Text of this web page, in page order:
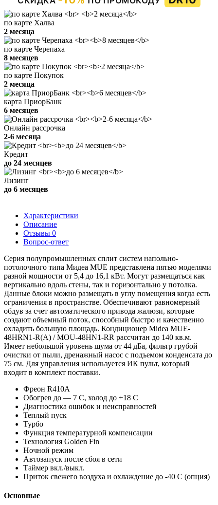
по карте Халва
2 месяца
по карте Черепаха
8 месяцев
по карте Покупок
2 месяца
карта ПриорБанк
6 месяцев
Онлайн рассрочка
2-6 месяца
Кредит
до 24 месяцев
Лизинг
до 6 месяцев
Характеристики
Описание
Отзывы 0
Вопрос-ответ
Серия полупромышленных сплит систем напольно-
потолочного типа Мидеа MUE представлена пятью моделями
разной мощности от 5,4 до 16,1 кВт. Могут размещаться как
вертикально вдоль стены, так и горизонтально у потолка.
Данные блоки можно размещать в углу помещения когда есть
ограничения в пространстве. Обеспечивают равномерный
обдув за счет автоматического привода жалюзи, которые
создают объемный поток, способный быстро и качественно
охладить большую площадь. Кондиционер Midea MUE-
48HRN1-R(A) / MOU-48HN1-RR рассчитан до 140 кв.м.
Имеет небольшой уровень шума от 44 дБа, фильтр грубой
очистки от пыли, дренажный насос с подъемом конденсата до
75 см. Для управления используется ИК пульт, который
входит в комплект поставки.
Фреон R410A
Обогрев до — 7 С, холод до +18 С
Диагностика ошибок и неисправностей
Теплый пуск
Турбо
Функция температурной компенсации
Технология Golden Fin
Ночной режим
Автозапуск после сбоя в сети
Таймер вкл./выкл.
Приток свежего воздуха и охлаждение до -40 С (опция)
Основные